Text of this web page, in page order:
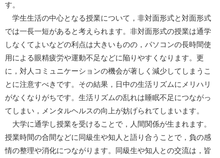
す。
学生生活の中心となる授業について，非対面形式と対面形式
では一長一短があると考えられます。非対面形式の授業は通学
しなくてよいなどの利点は大きいものの，パソコンの長時間使
用による眼精疲労や運動不足などに陥りやすくなります。更
に，対人コミュニケーションの機会が著しく減少してしまうこ
とに注意すべきです。その結果，日中の生活リズムにメリハリ
がなくなりがちです。生活リズムの乱れは睡眠不足につながっ
てしまい，メンタルヘルスの向上が妨げられてしまいます。
大学に通学し授業を受けることで，人間関係が生まれます。
授業時間の合間などに同級生や知人と語り合うことで，負の感
情の整理や消化につながります。同級生や知人との交流は，皆